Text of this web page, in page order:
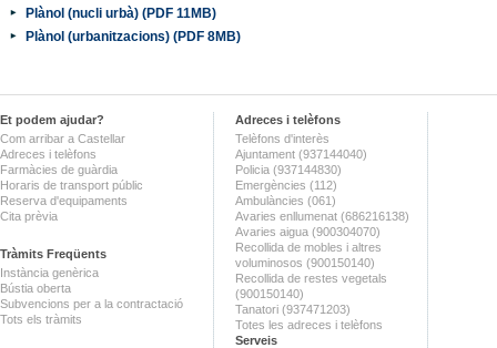
Plànol (nucli urbà) (PDF 11MB)
Plànol (urbanitzacions) (PDF 8MB)
Et podem ajudar?
Com arribar a Castellar
Adreces i telèfons
Farmàcies de guàrdia
Horaris de transport públic
Reserva d'equipaments
Cita prèvia
Tràmits Freqüents
Instància genèrica
Bústia oberta
Subvencions per a la contractació
Tots els tràmits
Adreces i telèfons
Telèfons d'interès
Ajuntament (937144040)
Policia (937144830)
Emergències (112)
Ambulàncies (061)
Avaries enllumenat (686216138)
Avaries aigua (900304070)
Recollida de mobles i altres
voluminosos (900150140)
Recollida de restes vegetals
(900150140)
Tanatori (937471203)
Totes les adreces i telèfons
Serveis